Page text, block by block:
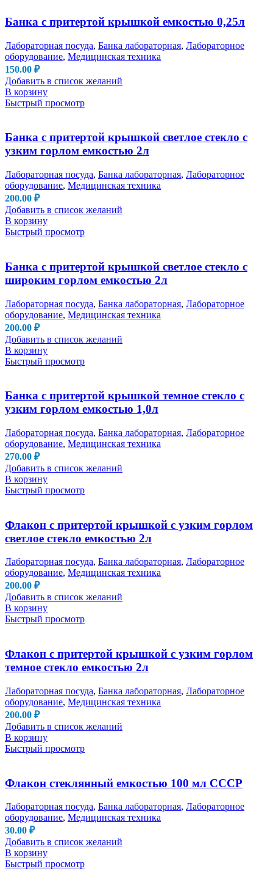
Банка с притертой крышкой емкостью 0,25л
Лабораторная посуда, Банка лабораторная, Лабораторное
оборудование, Медицинская техника
150.00 ₽
Добавить в список желаний
В корзину
Быстрый просмотр
Банка с притертой крышкой светлое стекло с
узким горлом емкостью 2л
Лабораторная посуда, Банка лабораторная, Лабораторное
оборудование, Медицинская техника
200.00 ₽
Добавить в список желаний
В корзину
Быстрый просмотр
Банка с притертой крышкой светлое стекло с
широким горлом емкостью 2л
Лабораторная посуда, Банка лабораторная, Лабораторное
оборудование, Медицинская техника
200.00 ₽
Добавить в список желаний
В корзину
Быстрый просмотр
Банка с притертой крышкой темное стекло с
узким горлом емкостью 1,0л
Лабораторная посуда, Банка лабораторная, Лабораторное
оборудование, Медицинская техника
270.00 ₽
Добавить в список желаний
В корзину
Быстрый просмотр
Флакон с притертой крышкой с узким горлом
светлое стекло емкостью 2л
Лабораторная посуда, Банка лабораторная, Лабораторное
оборудование, Медицинская техника
200.00 ₽
Добавить в список желаний
В корзину
Быстрый просмотр
Флакон с притертой крышкой с узким горлом
темное стекло емкостью 2л
Лабораторная посуда, Банка лабораторная, Лабораторное
оборудование, Медицинская техника
200.00 ₽
Добавить в список желаний
В корзину
Быстрый просмотр
Флакон стеклянный емкостью 100 мл СССР
Лабораторная посуда, Банка лабораторная, Лабораторное
оборудование, Медицинская техника
30.00 ₽
Добавить в список желаний
В корзину
Быстрый просмотр